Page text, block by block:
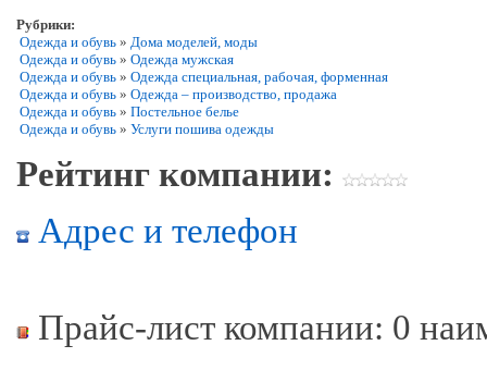
Рубрики:
Одежда и обувь » Дома моделей, моды
Одежда и обувь » Одежда мужская
Одежда и обувь » Одежда специальная, рабочая, форменная
Одежда и обувь » Одежда – производство, продажа
Одежда и обувь » Постельное белье
Одежда и обувь » Услуги пошива одежды
Рейтинг компании:
Адрес и телефон
Прайс-лист компании: 0